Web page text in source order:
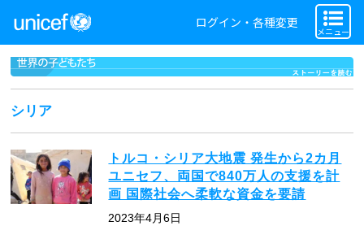
ログイン・各種変更
メニュー
シリア
トルコ・シリア大地震 発生から2カ月
ユニセフ、両国で840万人の支援を計
画 国際社会へ柔軟な資金を要請
2023年4月6日